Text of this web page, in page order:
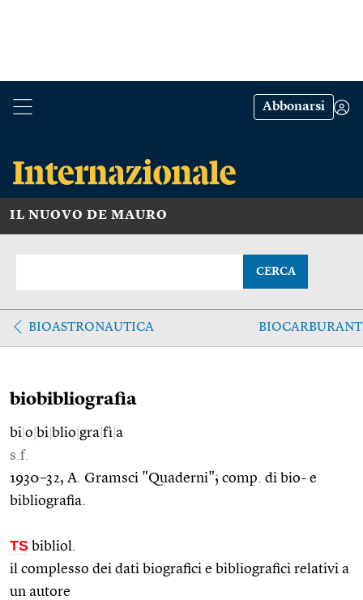
Abbonarsi
IL NUOVO DE MAURO
CERCA
BIOASTRONAUTICA
biobibliografia
bi o bi blio gra fì a
s.f.
1930–32, A. Gramsci "Quaderni"; comp. di bio- e
bibliografia.
TS bibliol.
il complesso dei dati biografici e bibliografici relativi a
un autore